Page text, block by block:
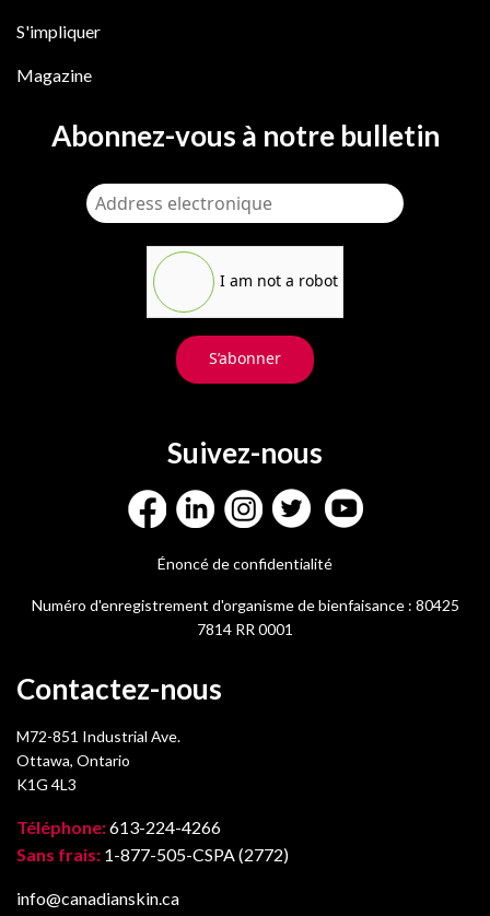
S'impliquer
Magazine
Abonnez-vous à notre bulletin
I am not a robot
S’abonner
Suivez-nous
Énoncé de confidentialité
Numéro d'enregistrement d'organisme de bienfaisance : 80425
7814 RR 0001
Contactez-nous
M72-851 Industrial Ave.
Ottawa, Ontario
K1G 4L3
Téléphone:613-224-4266
Sans frais: 1-877-505-CSPA (2772)
info@canadianskin.ca